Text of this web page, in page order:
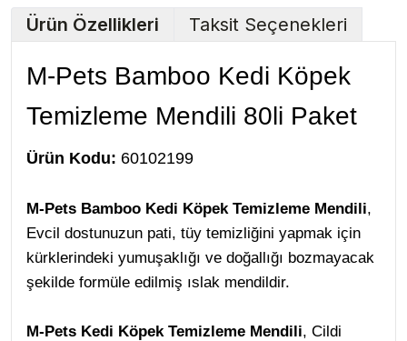
Ürün Özellikleri Taksit Seçenekleri
M-Pets Bamboo Kedi Köpek
Temizleme Mendili 80li Paket
Ürün Kodu: 60102199
M-Pets Bamboo Kedi Köpek Temizleme Mendili,
Evcil dostunuzun pati, tüy temizliğini yapmak için
kürklerindeki yumuşaklığı ve doğallığı bozmayacak
şekilde formüle edilmiş ıslak mendildir.
M-Pets Kedi Köpek Temizleme Mendili, Cildi